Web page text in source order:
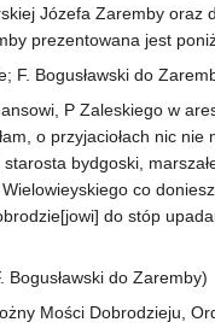
Józefa Zaremby oraz
prezentowana jest
F. Bogusławski do
P Zaleskiego w
o przyjaciołach nic
bydgoski,
co
do stóp
do Zaremby)
Mości Dobrodzieju,